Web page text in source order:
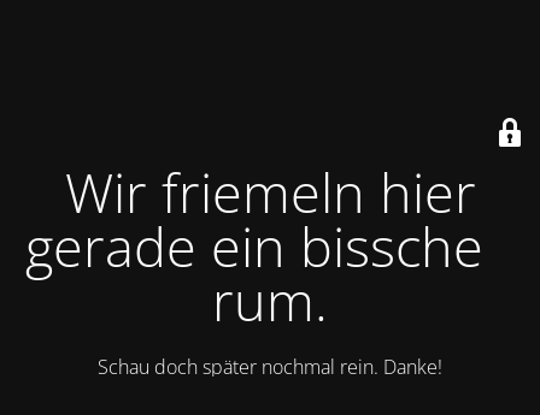
Wir friemeln hier
gerade ein bisschen
rum.
Schau doch später nochmal rein. Danke!